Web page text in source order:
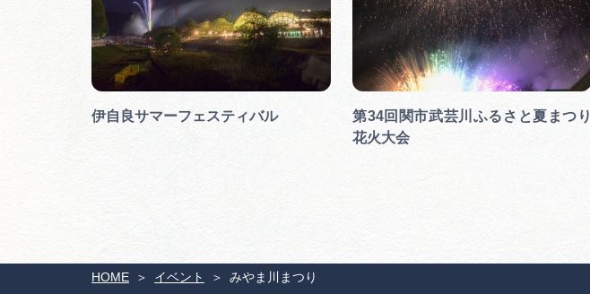
HOME イベント みやま川まつり
伊自良サマーフェスティバル
第34回関市武芸川ふるさと夏まつり
花火大会